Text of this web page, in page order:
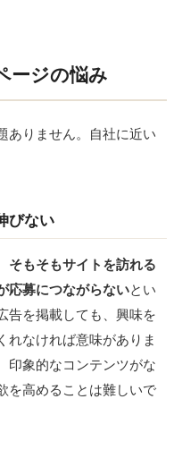
ージの悩み
ありません。自社に近い
びない
そもそもサイトを訪れる
応募につながらないとい
告を掲載しても、興味を
れなければ意味がありま
印象的なコンテンツがな
を高めることは難しいで